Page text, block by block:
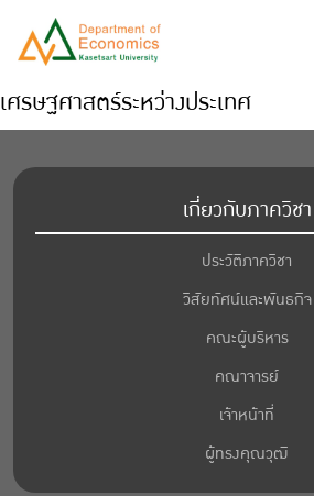
เศรษฐศาสตร์ระหว่างประเทศ
เกี่ยวกับภาควิชา
ประวัติภาควิชา
วิสัยทัศน์และพันธกิจ
คณะผู้บริหาร
คณาจารย์
เจ้าหน้าที่
ผู้ทรงคุณวุฒิ